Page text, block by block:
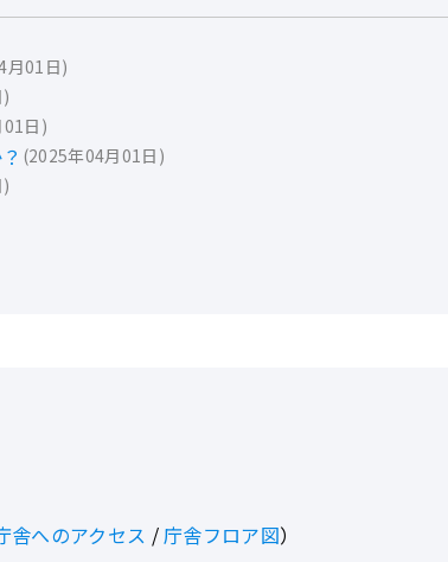
月01日
日
2025年04月01日
舎へのアクセス /庁舎フロア図）